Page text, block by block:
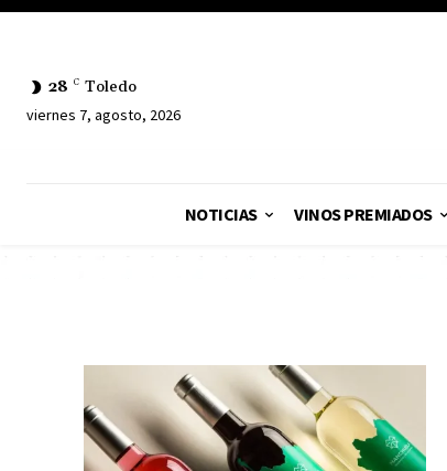
28 C Toledo
viernes 7, agosto, 2026
NOTICIAS VINOS PREMIADOS